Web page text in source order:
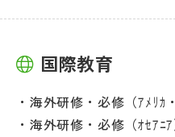
国際教育
海外研修・必修（ｱﾒﾘｶ
海外研修・必修（ｵｾｱﾆｱ